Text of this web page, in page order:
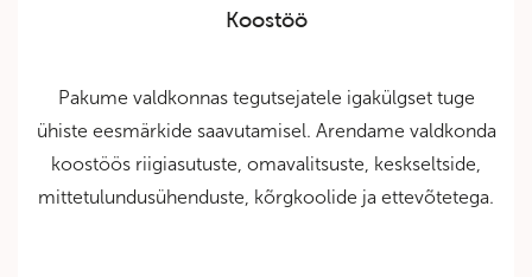
Koostöö
Pakume valdkonnas tegutsejatele igakülgset tuge
ühiste eesmärkide saavutamisel. Arendame valdkonda
koostöös riigiasutuste, omavalitsuste, keskseltside,
mittetulundusühenduste, kõrgkoolide ja ettevõtetega.